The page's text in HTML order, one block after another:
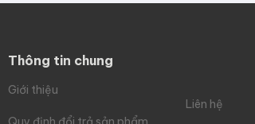
Thông tin chung
Giới thiệu
Liên hệ